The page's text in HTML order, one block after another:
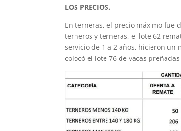
LOS PRECIOS.
En terneras, el precio máximo fue
terneros y terneras, el lote 62
servicio de 1 a 2 años, hicieron un
colocó el lote 76 de vacas